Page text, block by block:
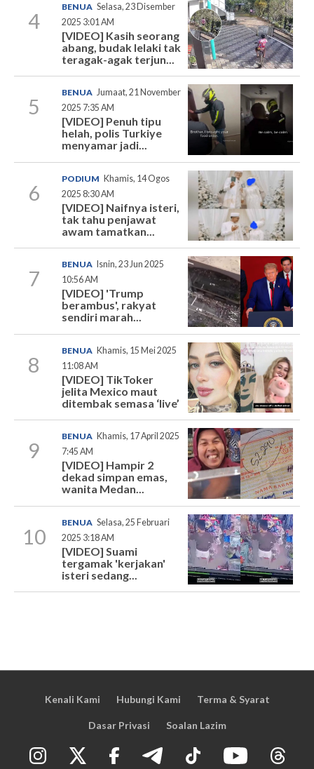
4
BENUA Selasa, 23 Disember
2025 3:01 AM
[VIDEO] Kasih seorang
abang, budak lelaki tak
teragak-agak terjun...
5
BENUA Jumaat, 21 November
2025 7:35 AM
[VIDEO] Penuh tipu
helah, polis Turkiye
menyamar jadi...
6
PODIUM Khamis, 14 Ogos
2025 8:30 AM
[VIDEO] Naifnya isteri,
tak tahu penjawat
awam tamatkan...
7
BENUA
Isnin, 23 Jun 2025
10:56 AM
[VIDEO] 'Trump
berambus', rakyat
sendiri marah...
8
BENUA Khamis, 15 Mei 2025
11:08 AM
[VIDEO] TikToker
jelita Mexico maut
ditembak semasa ‘live’
9
BENUA Khamis, 17 April 2025
7:45 AM
[VIDEO] Hampir 2
dekad simpan emas,
wanita Medan...
10
BENUA Selasa, 25 Februari
2025 3:18 AM
[VIDEO] Suami
tergamak 'kerjakan'
isteri sedang...
Kenali Kami Hubungi Kami Terma & Syarat
Dasar Privasi Soalan Lazim